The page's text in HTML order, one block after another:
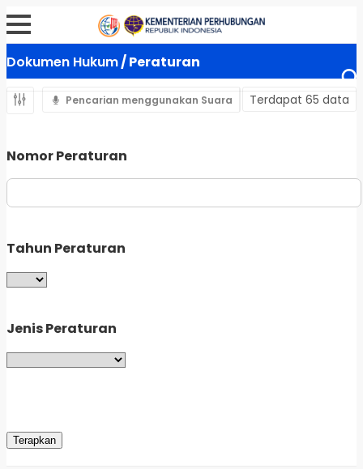
Dokumen Hukum/ Peraturan
Pencarian menggunakan Suara Terdapat 65 data
Nomor Peraturan
Tahun Peraturan
Jenis Peraturan